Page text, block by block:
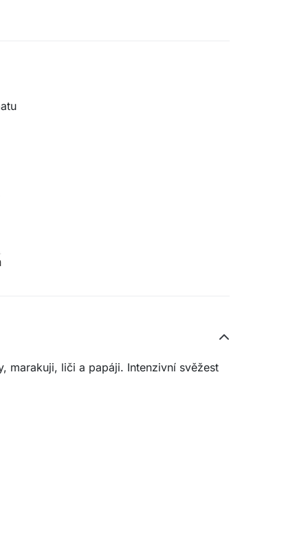
marakuji, liči a papáji. Intenzivní svěžest